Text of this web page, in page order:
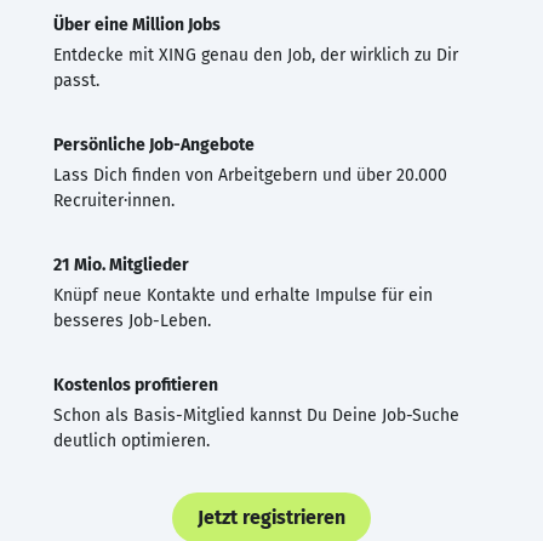
Über eine Million Jobs
Entdecke mit XING genau den Job, der wirklich zu Dir
passt.
Persönliche Job-Angebote
Lass Dich finden von Arbeitgebern und über 20.000
Recruiter·innen.
21 Mio. Mitglieder
Knüpf neue Kontakte und erhalte Impulse für ein
besseres Job-Leben.
Kostenlos profitieren
Schon als Basis-Mitglied kannst Du Deine Job-Suche
deutlich optimieren.
Jetzt registrieren